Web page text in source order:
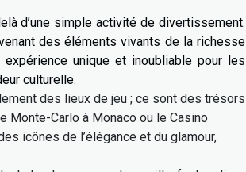
d’une simple activité de divertissement.
des éléments vivants de la richesse
unique et inoubliable pour les
culturelle.
des lieux de jeu ; ce sont des trésors
Carlo à Monaco ou le Casino
icônes de l’élégance et du glamour,